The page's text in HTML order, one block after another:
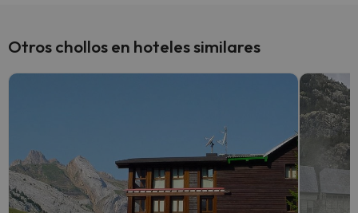
Otros chollos en hoteles similares